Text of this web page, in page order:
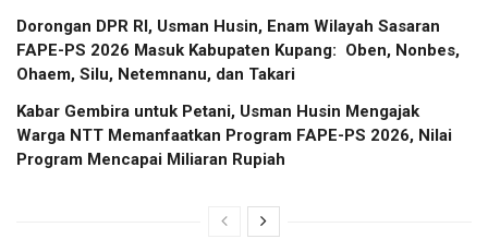
Dorongan DPR RI, Usman Husin, Enam Wilayah Sasaran
FAPE-PS 2026 Masuk Kabupaten Kupang: Oben, Nonbes,
Ohaem, Silu, Netemnanu, dan Takari
Kabar Gembira untuk Petani, Usman Husin Mengajak
Warga NTT Memanfaatkan Program FAPE-PS 2026, Nilai
Program Mencapai Miliaran Rupiah